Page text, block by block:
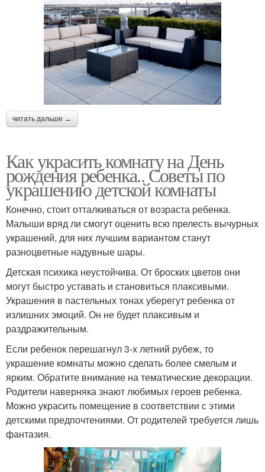
читать дальше →
Как украсить комнату на День
рождения ребенка.. Советы по
украшению детской комнаты
Конечно, стоит отталкиваться от возраста ребенка.
Малыши вряд ли смогут оценить всю прелесть вычурных
украшений, для них лучшим вариантом станут
разноцветные надувные шары.
Детская психика неустойчива. От броских цветов они
могут быстро уставать и становиться плаксивыми.
Украшения в пастельных тонах уберегут ребенка от
излишних эмоций. Он не будет плаксивым и
раздражительным.
Если ребенок перешагнул 3-х летний рубеж, то
украшение комнаты можно сделать более смелым и
ярким. Обратите внимание на тематические декорации.
Родители наверняка знают любимых героев ребенка.
Можно украсить помещение в соответствии с этими
детскими предпочтениями. От родителей требуется лишь
фантазия.